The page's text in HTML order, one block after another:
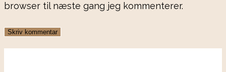
browser til næste gang jeg kommenterer.